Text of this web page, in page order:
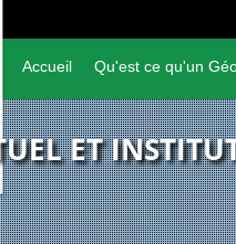
Accueil Qu'est ce qu'un
ET